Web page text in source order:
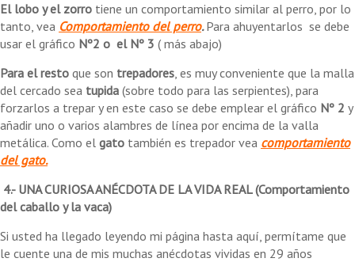
El lobo y el zorro tiene un comportamiento similar al perro, por lo
tanto, vea Comportamiento del perro.Para ahuyentarlos se debe
usar el gráfico Nº2 o el Nº 3 ( más abajo)
Para el resto que son trepadores, es muy conveniente que la malla
del cercado sea tupida (sobre todo para las serpientes), para
forzarlos a trepar y en este caso se debe emplear el gráfico Nº 2 y
añadir uno o varios alambres de línea por encima de la valla
metálica. Como el gato también es trepador vea comportamiento
del gato.
4.- UNA CURIOSA ANÉCDOTA DE LA VIDA REAL (Comportamiento
del caballo y la vaca)
Si usted ha llegado leyendo mi página hasta aquí, permítame que
le cuente una de mis muchas anécdotas vividas en 29 años